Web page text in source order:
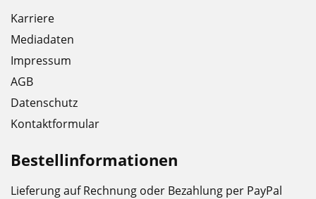
Karriere
Mediadaten
Impressum
AGB
Datenschutz
Kontaktformular
Bestellinformationen
Lieferung auf Rechnung oder Bezahlung per PayPal